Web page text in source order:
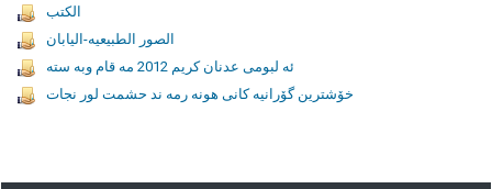
الكتب
الصور الطبيعيه-اليابان
ئه لبومى عدنان كريم 2012 مه قام وبه سته
خۆشترين گۆرانيه كانى هونه رمه ند حشمت لور نجات